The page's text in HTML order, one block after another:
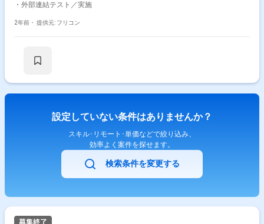
・外部連結テスト／実施
2年前・ 提供元: フリコン
設定していない条件はありませんか？
スキル･リモート･単価などで絞り込み、
効率よく案件を探せます。
検索条件を変更する